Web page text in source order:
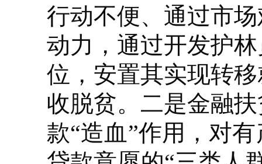
行动不便、通过市
动力，通过开发护
位，安置其实现转
收脱贫。二是金融
款“造血”作用，对